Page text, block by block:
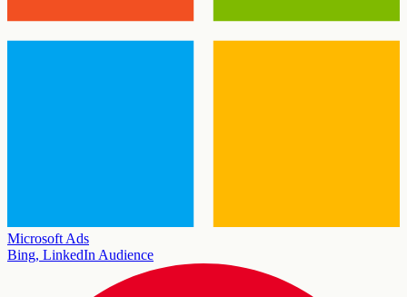
Microsoft Ads
Bing, LinkedIn Audience